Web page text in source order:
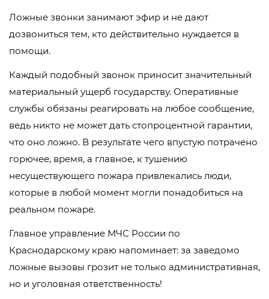
Ложные звонки занимают эфир и не дают
дозвониться тем, кто действительно нуждается в
помощи.
Каждый подобный звонок приносит значительный
материальный ущерб государству. Оперативные
службы обязаны реагировать на любое сообщение,
ведь никто не может дать стопроцентной гарантии,
что оно ложно. В результате чего впустую потрачено
горючее, время, а главное, к тушению
несуществующего пожара привлекались люди,
которые в любой момент могли понадобиться на
реальном пожаре.
Главное управление МЧС России по
Краснодарскому краю напоминает: за заведомо
ложные вызовы грозит не только административная,
но и уголовная ответственность!